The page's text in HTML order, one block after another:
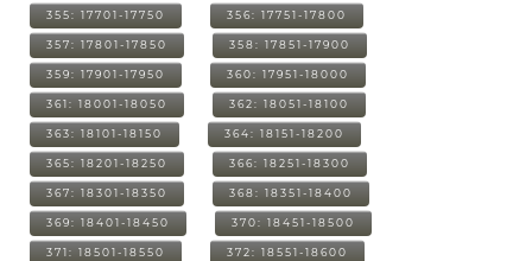
355: 17701-17750 356: 17751-17800
357: 17801-17850 358: 17851-17900
359: 17901-17950 360: 17951-18000
361: 18001-18050 362: 18051-18100
363: 18101-18150 364: 18151-18200
365: 18201-18250 366: 18251-18300
367: 18301-18350 368: 18351-18400
369: 18401-18450 370: 18451-18500
371: 18501-18550 372: 18551-18600